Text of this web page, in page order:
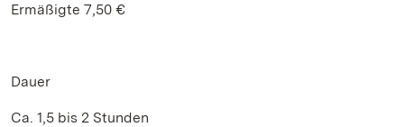
Ermäßigte 7,50 €
Dauer
Ca. 1,5 bis 2 Stunden